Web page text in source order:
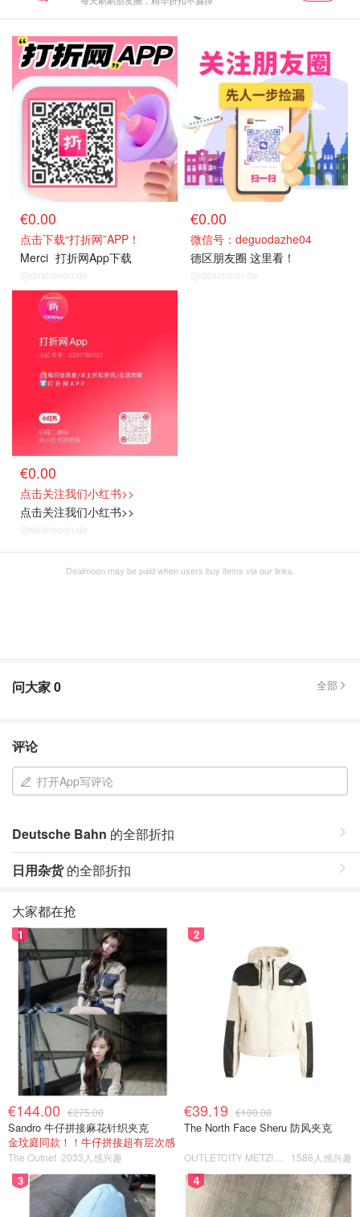
€0.00
点击下载“打折网”APP！
Merci 打折网App下载
@dealmoon.de
€0.00
微信号：deguodazhe04
德区朋友圈 这里看！
@dealmoon.de
€0.00
点击关注我们小红书>>
点击关注我们小红书>>
@dealmoon.de
Dealmoon may be paid when users buy items via our links.
问大家0 全部
评论
打开App写评论
Deutsche Bahn 的全部折扣
日用杂货的全部折扣
大家都在抢
1
€144.00 €275.00
Sandro 牛仔拼接麻花针织夹克
金玟庭同款！！牛仔拼接超有层次感
The Outnet 2033人感兴趣
2
€39.19 €100.00
The North Face Sheru 防风夹克
1586人感兴趣
3 4